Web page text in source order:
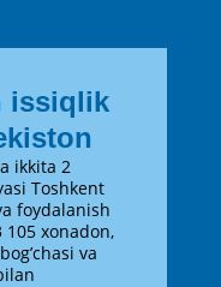
issiqlik
ikkita 2
Toshkent
foydalanish
105 xonadon,
va